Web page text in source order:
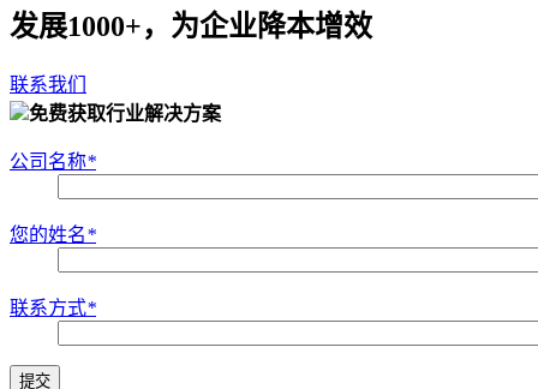
发展1000+，为企业降本增效
联系我们
免费获取行业解决方案
公司名称*
您的姓名*
联系方式*